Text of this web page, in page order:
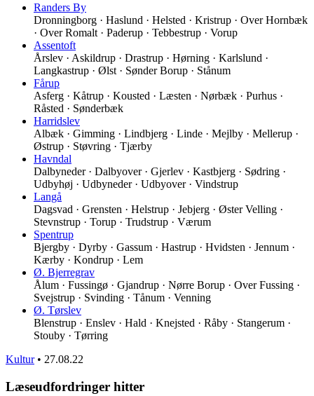
Randers By
Dronningborg · Haslund · Helsted · Kristrup · Over Hornbæk
· Over Romalt · Paderup · Tebbestrup · Vorup
Assentoft
Årslev · Askildrup · Drastrup · Hørning · Karlslund ·
Langkastrup · Ølst · Sønder Borup · Stånum
Fårup
Asferg · Kåtrup · Kousted · Læsten · Nørbæk · Purhus ·
Råsted · Sønderbæk
Harridslev
Albæk · Gimming · Lindbjerg · Linde · Mejlby · Mellerup ·
Østrup · Støvring · Tjærby
Havndal
Dalbyneder · Dalbyover · Gjerlev · Kastbjerg · Sødring ·
Udbyhøj · Udbyneder · Udbyover · Vindstrup
Langå
Dagsvad · Grensten · Helstrup · Jebjerg · Øster Velling ·
Stevnstrup · Torup · Trudstrup · Værum
Spentrup
Bjergby · Dyrby · Gassum · Hastrup · Hvidsten · Jennum ·
Kærby · Kondrup · Lem
Ø. Bjerregrav
Ålum · Fussingø · Gjandrup · Nørre Borup · Over Fussing ·
Svejstrup · Svinding · Tånum · Venning
Ø. Tørslev
Blenstrup · Enslev · Hald · Knejsted · Råby · Stangerum ·
Stouby · Tørring
Kultur • 27.08.22
Læseudfordringer hitter